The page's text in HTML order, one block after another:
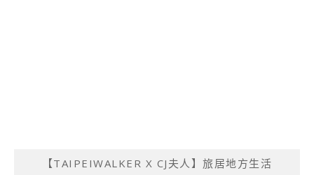
【TAIPEIWALKER X CJ夫人】旅居地方生活